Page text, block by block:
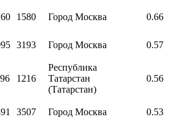
1580 Город Москва 0.66
3193 Город Москва 0.57
1216
Республика
Татарстан
(Татарстан)
0.56
3507 Город Москва 0.53